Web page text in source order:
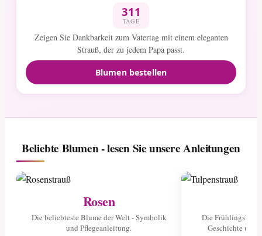
311
TAGE
Zeigen Sie Dankbarkeit zum Vatertag mit einem eleganten
Strauß, der zu jedem Papa passt.
Blumen bestellen
Beliebte Blumen - lesen Sie unsere Anleitungen
Rosen
Die beliebteste Blume der Welt - Symbolik
und Pflegeanleitung.
Die
Geschichte und